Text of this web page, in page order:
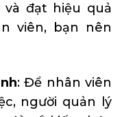
đạt hiệu quả
viên, bạn nên
: Để nhân viên
người quản lý